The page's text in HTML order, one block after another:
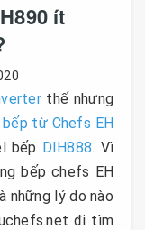
ít
thế nhưng
bếp từ Chefs EH
bếp DIH888. Vì
bếp chefs EH
những lý do nào
đi tìm